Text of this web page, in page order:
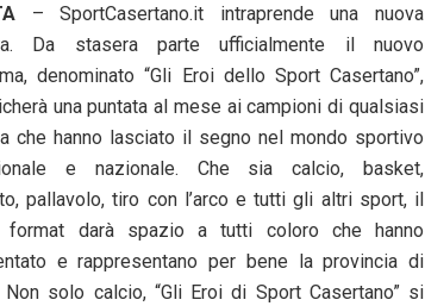
– SportCasertano.it intraprende una nuova
Da stasera parte ufficialmente il nuovo
denominato “Gli Eroi dello Sport Casertano”,
una puntata al mese ai campioni di qualsiasi
che hanno lasciato il segno nel mondo sportivo
e nazionale. Che sia calcio, basket,
pallavolo, tiro con l’arco e tutti gli altri sport, il
format darà spazio a tutti coloro che hanno
e rappresentano per bene la provincia di
Non solo calcio, “Gli Eroi di Sport Casertano” si